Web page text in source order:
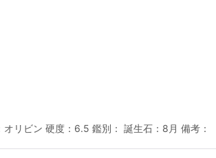
リビン 硬度：6.5 鑑別： 誕生石：8月 備考：